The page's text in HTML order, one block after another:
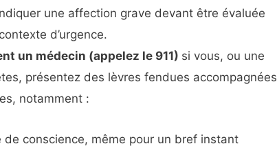
une affection grave devant être évaluée
d’urgence.
un médecin (appelez le 911) si vous, ou une
présentez des lèvres fendues accompagnées
notamment :
de conscience, même pour un bref instant